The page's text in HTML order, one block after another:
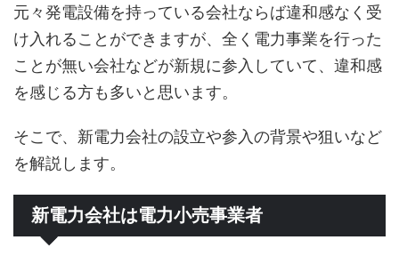
元々発電設備を持っている会社ならば違和感なく受
け入れることができますが、全く電力事業を行った
ことが無い会社などが新規に参入していて、違和感
を感じる方も多いと思います。
そこで、新電力会社の設立や参入の背景や狙いなど
を解説します。
新電力会社は電力小売事業者